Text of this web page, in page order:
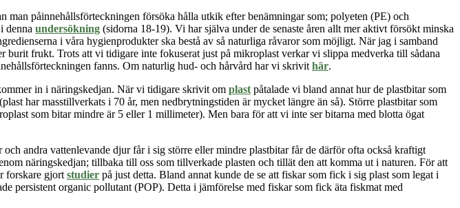
man påinnehållsförteckningen försöka hålla utkik efter benämningar som; polyeten (PE) och
denna undersökning (sidorna 18-19). Vi har själva under de senaste åren allt mer aktivt försökt minska
i våra hygienprodukter ska bestå av så naturliga råvaror som möjligt. När jag i samband
frukt. Trots att vi tidigare inte fokuserat just på mikroplast verkar vi slippa medverka till sådana
fanns. Om naturlig hud- och hårvård har vi skrivit här.
in i näringskedjan. När vi tidigare skrivit om plast påtalade vi bland annat hur de plastbitar som
har masstillverkats i 70 år, men nedbrytningstiden är mycket längre än så). Större plastbitar som
som bitar mindre är 5 eller 1 millimeter). Men bara för att vi inte ser bitarna med blotta ögat
andra vattenlevande djur får i sig större eller mindre plastbitar får de därför ofta också kraftigt
näringskedjan; tillbaka till oss som tillverkade plasten och tillät den att komma ut i naturen. För att
forskare gjort studier på just detta. Bland annat kunde de se att fiskar som fick i sig plast som legat i
persistent organic pollutant (POP). Detta i jämförelse med fiskar som fick äta fiskmat med